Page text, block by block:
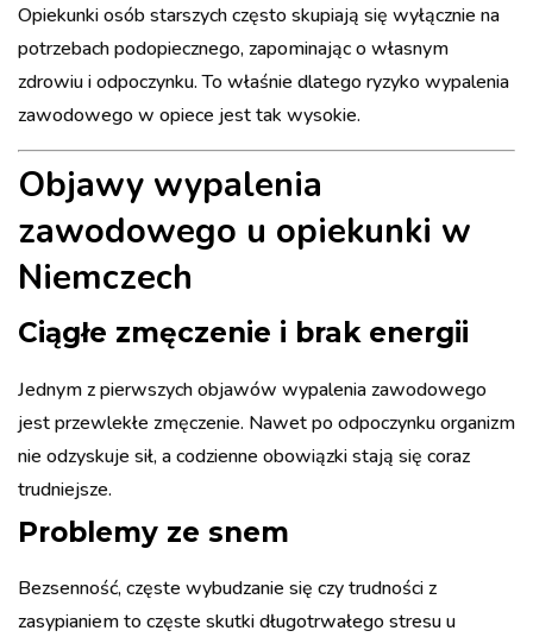
Opiekunki osób starszych często skupiają się wyłącznie na
potrzebach podopiecznego, zapominając o własnym
zdrowiu i odpoczynku. To właśnie dlatego ryzyko wypalenia
zawodowego w opiece jest tak wysokie.
Objawy wypalenia
zawodowego u opiekunki w
Niemczech
Ciągłe zmęczenie i brak energii
Jednym z pierwszych objawów wypalenia zawodowego
jest przewlekłe zmęczenie. Nawet po odpoczynku organizm
nie odzyskuje sił, a codzienne obowiązki stają się coraz
trudniejsze.
Problemy ze snem
Bezsenność, częste wybudzanie się czy trudności z
zasypianiem to częste skutki długotrwałego stresu u